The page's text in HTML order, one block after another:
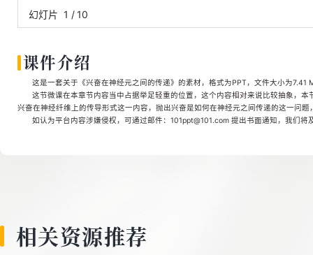
6
9
幻灯片 1 / 10
课件介绍
这是一套关于《兴奋在神经元之间的传递》的素材，格式为PPT，文件大小为7.41
这节微课在本章节内容当中占据举足轻重的位置，这个内容相对来说比较抽象，
兴奋在神经纤维上的传导形式这一内容，抛出兴奋是如何在神经元之间传递的这一问
如认为平台内容涉嫌侵权，可通过邮件：101ppt@101.com 提出书面通知，我们将
相关资源推荐